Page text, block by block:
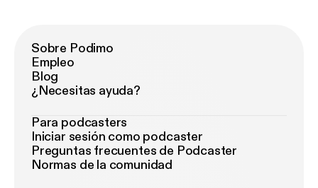
Sobre Podimo
Empleo
Blog
¿Necesitas ayuda?
Para podcasters
Iniciar sesión como podcaster
Preguntas frecuentes de Podcaster
Normas de la comunidad